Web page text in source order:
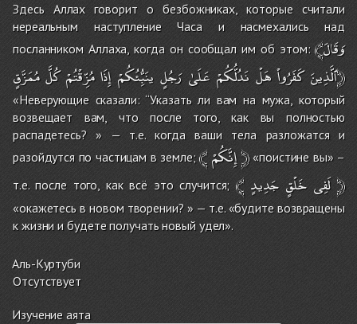
Здесь Аллах говорит о безбожниках, которые считали
нереальным наступление Часа и насмехались над
посланником Аллаха, когда он сообщал им об этом: ﴾وَقَالَ
ٱلَّذِينَ كَفَرُواْ هَلْ نَدُلُّكُمْ عَلَىٰ رَجُلٍ ينَُبِّئُكُمْ إِذَا مُزِّقْتُمْ كُلَّ مُمَزَّقٍ﴿
«Неверующие сказали: ‘‘Указать ли вам на мужа, который
возвещает вам, что после того, как вы полностью
распадетесь? » — т.е. когда ваши тела разложатся и
разойдутся по частицам в земле;﴾إِنَّكُمْ﴿«поистине вы» –
т.е. после того, как всё это случится;﴾ لَفِى خَلْقٍ جَدِيدٍ ﴿
«окажетесь в новом творении? » — т.е. «будите возвращены
к жизни и будете получать новый удел».
Аль-Куртуби
Отсутствует
Изучение аята